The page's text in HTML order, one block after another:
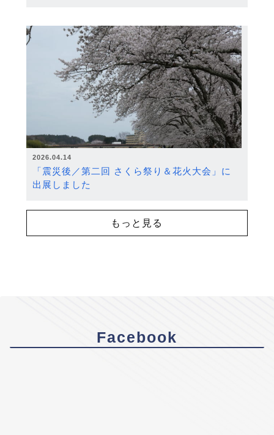
2026.04.14
「震災後／第二回 さくら祭り＆花火大会」に
出展しました
もっと見る
Facebook